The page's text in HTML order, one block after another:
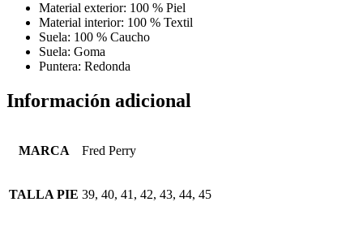
Material exterior: 100 % Piel
Material interior: 100 % Textil
Suela: 100 % Caucho
Suela: Goma
Puntera: Redonda
Información adicional
MARCA Fred Perry
TALLA PIE 39, 40, 41, 42, 43, 44, 45